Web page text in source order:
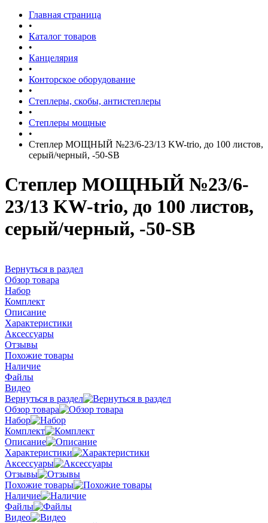
Главная страница
•
Каталог товаров
•
Канцелярия
•
Конторское оборудование
•
Степлеры, скобы, антистеплеры
•
Степлеры мощные
•
Степлер МОЩНЫЙ №23/6-23/13 KW-trio, до 100 листов,
серый/черный, -50-SB
Степлер МОЩНЫЙ №23/6-
23/13 KW-trio, до 100 листов,
серый/черный, -50-SB
Вернуться в раздел
Обзор товара
Набор
Комплект
Описание
Характеристики
Аксессуары
Отзывы
Похожие товары
Наличие
Файлы
Видео
Вернуться в раздел
Обзор товара
Набор
Комплект
Описание
Характеристики
Аксессуары
Отзывы
Похожие товары
Наличие
Файлы
Видео